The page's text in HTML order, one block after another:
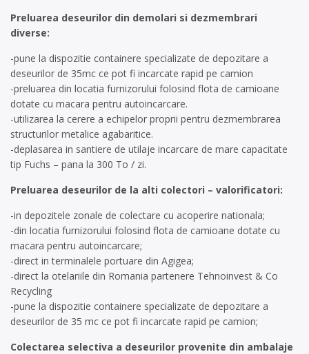
Preluarea deseurilor din demolari si dezmembrari
diverse:
-pune la dispozitie containere specializate de depozitare a
deseurilor de 35mc ce pot fi incarcate rapid pe camion
-preluarea din locatia furnizorului folosind flota de camioane
dotate cu macara pentru autoincarcare.
-utilizarea la cerere a echipelor proprii pentru dezmembrarea
structurilor metalice agabaritice.
-deplasarea in santiere de utilaje incarcare de mare capacitate
tip Fuchs – pana la 300 To / zi.
Preluarea deseurilor de la alti colectori – valorificatori:
-in depozitele zonale de colectare cu acoperire nationala;
-din locatia furnizorului folosind flota de camioane dotate cu
macara pentru autoincarcare;
-direct in terminalele portuare din Agigea;
-direct la otelariile din Romania partenere Tehnoinvest & Co
Recycling
-pune la dispozitie containere specializate de depozitare a
deseurilor de 35 mc ce pot fi incarcate rapid pe camion;
Colectarea selectiva a deseurilor provenite din ambalaje